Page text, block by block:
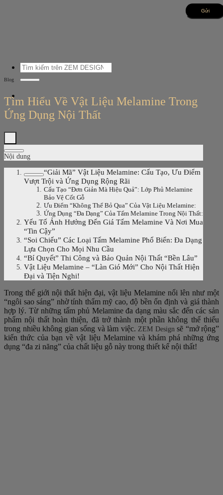
Tìm
kiếm:
Blog
Tìm Hiểu Về Vật Liệu Melamine Trong
Ứng Dụng Nội Thất
Nội dung
“Giải Mã” Vật Liệu Melamine: Cấu Tạo, Ưu Điểm
Vượt Trội và Ứng Dụng Rộng Rãi
Cấu Tạo “Đơn Giản Mà Hiệu Quả”: Lớp Phủ Melamine
Bảo Vệ Cốt Gỗ
Ưu Điểm “Không Thể Bỏ Qua” Của Vật Liệu Melamine:
Ứng Dụng “Đa Dạng” Của Tấm Melamine Trong Nội Thất:
Yếu Tố Ảnh Hưởng Đến Giá Tấm Melamine Và Nơi Mua
“Tin Cậy”
“Soi Chiếu” Các Loại Tấm Melamine Phổ Biến: Đa Dạng
Lựa Chọn Cho Mọi Nhu Cầu
“Bí Quyết” Thi Công và Bảo Quản Nội Thất “Bền Lâu”
Vật Liệu Melamine – “Làn Gió Mới” Cho Nội Thất Hiện
Đại và Tiện Nghi!
Trong thế giới nội thất hiện đại, vật liệu Melamine nổi lên như một
“ngôi sao sáng” nhờ tính thẩm mỹ cao, độ bền ổn định và giá thành
hợp lý. Từ những tấm phủ Melamine đa dạng màu sắc đến các sản
phẩm nội thất hoàn thiện, đã trở thành một phần không thể thiếu
trong nhiều không gian sống và làm việc. ZEM Design sẽ “mở rộng”
kiến thức của bạn về vật liệu Melamine và khám phá những ứng
dụng “đa zi năng” của chất liệu gỗ này trong thiết kế nội thất!